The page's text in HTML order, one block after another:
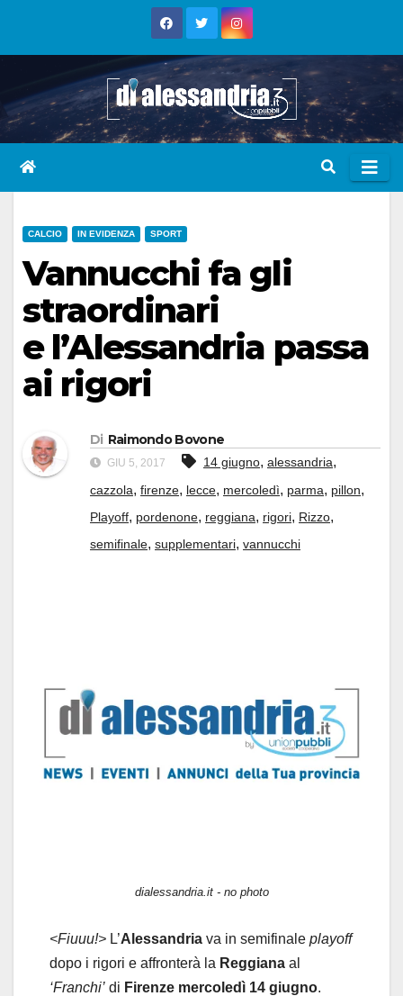
CALCIO IN EVIDENZA SPORT
Vannucchi fa gli
straordinari
e l’Alessandria passa
ai rigori
Di Raimondo Bovone
GIU 5, 2017 14 giugno, alessandria,
cazzola, firenze, lecce, mercoledì, parma, pillon,
Playoff, pordenone, reggiana, rigori, Rizzo,
semifinale, supplementari, vannucchi
dialessandria.it - no photo
<Fiuuu!> L’Alessandria va in semifinale playoff
dopo i rigori e affronterà la Reggiana al
‘Franchi’ di Firenze mercoledì 14 giugno.